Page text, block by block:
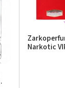
Narkotic